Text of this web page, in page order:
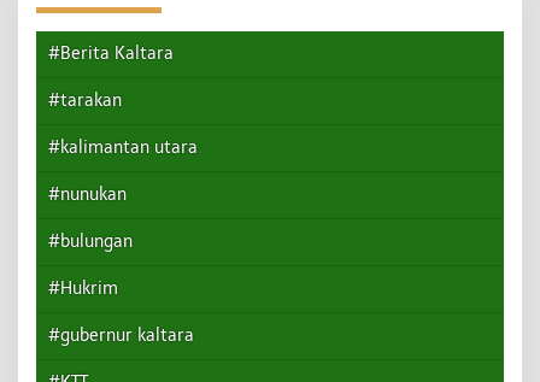
#Berita Kaltara
#tarakan
#kalimantan utara
#nunukan
#bulungan
#Hukrim
#gubernur kaltara